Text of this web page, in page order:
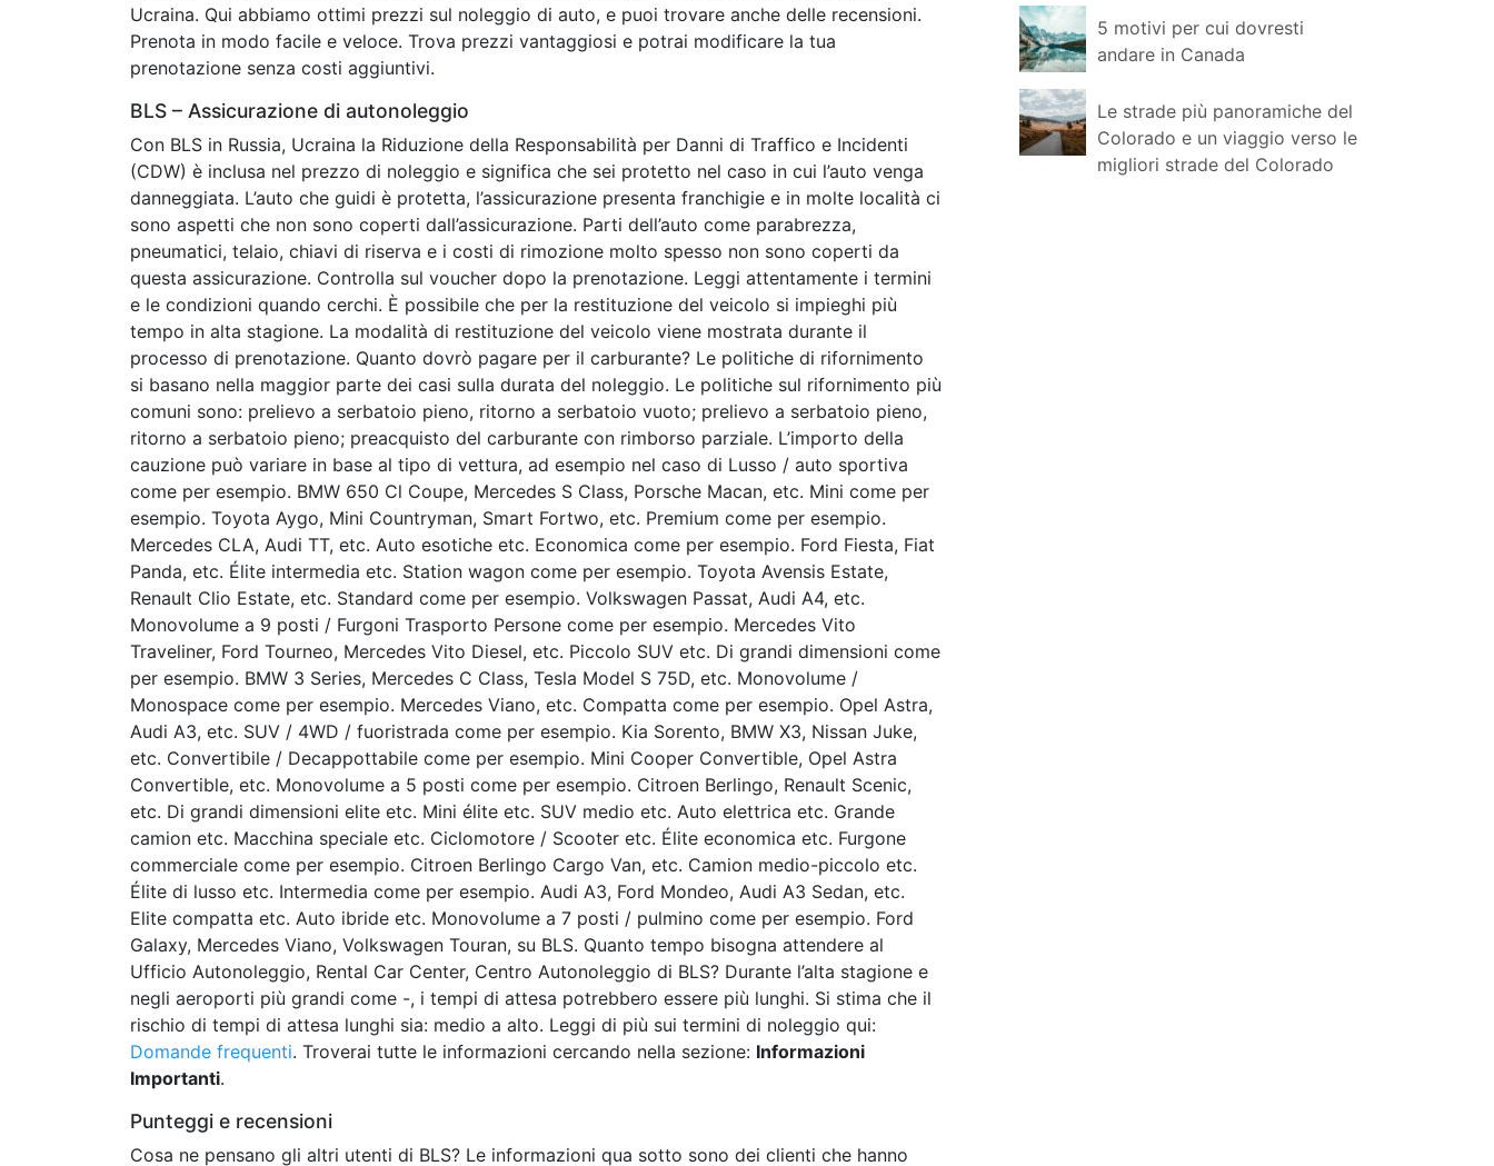
Ucraina. Qui abbiamo ottimi prezzi sul noleggio di auto, e puoi trovare anche delle recensioni.
Prenota in modo facile e veloce. Trova prezzi vantaggiosi e potrai modificare la tua
prenotazione senza costi aggiuntivi.
BLS – Assicurazione di autonoleggio
Con BLS in Russia, Ucraina la Riduzione della Responsabilità per Danni di Traffico e Incidenti
(CDW) è inclusa nel prezzo di noleggio e significa che sei protetto nel caso in cui l’auto venga
danneggiata. L’auto che guidi è protetta, l’assicurazione presenta franchigie e in molte località ci
sono aspetti che non sono coperti dall’assicurazione. Parti dell’auto come parabrezza,
pneumatici, telaio, chiavi di riserva e i costi di rimozione molto spesso non sono coperti da
questa assicurazione. Controlla sul voucher dopo la prenotazione. Leggi attentamente i termini
e le condizioni quando cerchi. È possibile che per la restituzione del veicolo si impieghi più
tempo in alta stagione. La modalità di restituzione del veicolo viene mostrata durante il
processo di prenotazione. Quanto dovrò pagare per il carburante? Le politiche di rifornimento
si basano nella maggior parte dei casi sulla durata del noleggio. Le politiche sul rifornimento più
comuni sono: prelievo a serbatoio pieno, ritorno a serbatoio vuoto; prelievo a serbatoio pieno,
ritorno a serbatoio pieno; preacquisto del carburante con rimborso parziale. L’importo della
cauzione può variare in base al tipo di vettura, ad esempio nel caso di Lusso / auto sportiva
come per esempio. BMW 650 Cl Coupe, Mercedes S Class, Porsche Macan, etc. Mini come per
esempio. Toyota Aygo, Mini Countryman, Smart Fortwo, etc. Premium come per esempio.
Mercedes CLA, Audi TT, etc. Auto esotiche etc. Economica come per esempio. Ford Fiesta, Fiat
Panda, etc. Élite intermedia etc. Station wagon come per esempio. Toyota Avensis Estate,
Renault Clio Estate, etc. Standard come per esempio. Volkswagen Passat, Audi A4, etc.
Monovolume a 9 posti / Furgoni Trasporto Persone come per esempio. Mercedes Vito
Traveliner, Ford Tourneo, Mercedes Vito Diesel, etc. Piccolo SUV etc. Di grandi dimensioni come
per esempio. BMW 3 Series, Mercedes C Class, Tesla Model S 75D, etc. Monovolume /
Monospace come per esempio. Mercedes Viano, etc. Compatta come per esempio. Opel Astra,
Audi A3, etc. SUV / 4WD / fuoristrada come per esempio. Kia Sorento, BMW X3, Nissan Juke,
etc. Convertibile / Decappottabile come per esempio. Mini Cooper Convertible, Opel Astra
Convertible, etc. Monovolume a 5 posti come per esempio. Citroen Berlingo, Renault Scenic,
etc. Di grandi dimensioni elite etc. Mini élite etc. SUV medio etc. Auto elettrica etc. Grande
camion etc. Macchina speciale etc. Ciclomotore / Scooter etc. Élite economica etc. Furgone
commerciale come per esempio. Citroen Berlingo Cargo Van, etc. Camion medio-piccolo etc.
Élite di lusso etc. Intermedia come per esempio. Audi A3, Ford Mondeo, Audi A3 Sedan, etc.
Elite compatta etc. Auto ibride etc. Monovolume a 7 posti / pulmino come per esempio. Ford
Galaxy, Mercedes Viano, Volkswagen Touran, su BLS. Quanto tempo bisogna attendere al
Ufficio Autonoleggio, Rental Car Center, Centro Autonoleggio di BLS? Durante l’alta stagione e
negli aeroporti più grandi come -, i tempi di attesa potrebbero essere più lunghi. Si stima che il
rischio di tempi di attesa lunghi sia: medio a alto. Leggi di più sui termini di noleggio qui:
Domande frequenti. Troverai tutte le informazioni cercando nella sezione: Informazioni
Importanti.
Punteggi e recensioni
Cosa ne pensano gli altri utenti di BLS? Le informazioni qua sotto sono dei clienti che hanno
5 motivi per cui dovresti
andare in Canada
Le strade più panoramiche del
Colorado e un viaggio verso le
migliori strade del Colorado